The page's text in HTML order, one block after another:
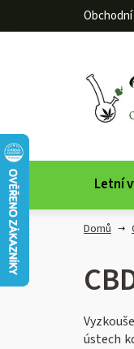
Letní
Domů
ústech